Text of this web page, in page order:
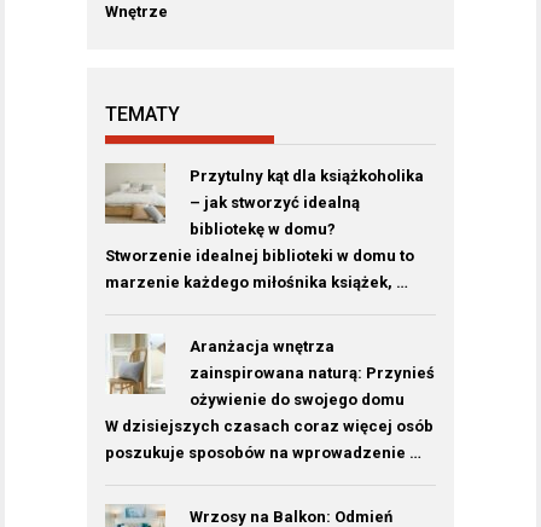
Wnętrze
TEMATY
Przytulny kąt dla książkoholika
– jak stworzyć idealną
bibliotekę w domu?
Stworzenie idealnej biblioteki w domu to
marzenie każdego miłośnika książek, …
Aranżacja wnętrza
zainspirowana naturą: Przynieś
ożywienie do swojego domu
W dzisiejszych czasach coraz więcej osób
poszukuje sposobów na wprowadzenie …
Wrzosy na Balkon: Odmień